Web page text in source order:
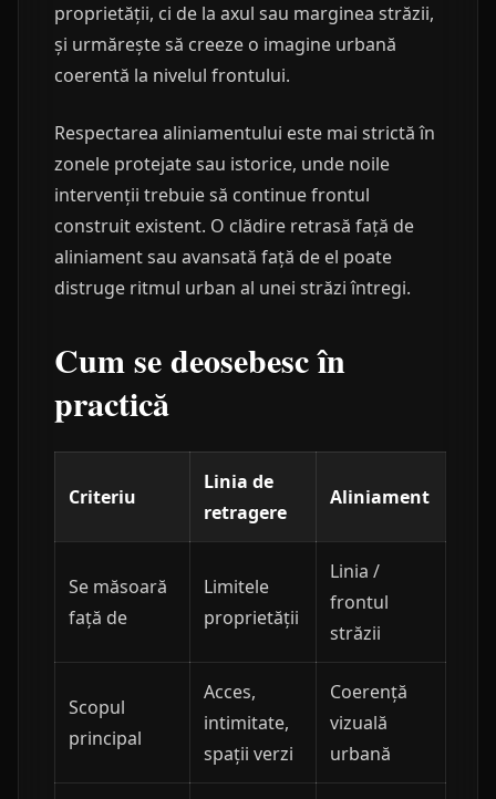
proprietății, ci de la axul sau marginea străzii,
și urmărește să creeze o imagine urbană
coerentă la nivelul frontului.
Respectarea aliniamentului este mai strictă în
zonele protejate sau istorice, unde noile
intervenții trebuie să continue frontul
construit existent. O clădire retrasă față de
aliniament sau avansată față de el poate
distruge ritmul urban al unei străzi întregi.
Cum se deosebesc în
practică
Criteriu
Linia de
retragere
Aliniament
Se măsoară
față de
Limitele
proprietății
Linia /
frontul
străzii
Scopul
principal
Acces,
intimitate,
spații verzi
Coerență
vizuală
urbană